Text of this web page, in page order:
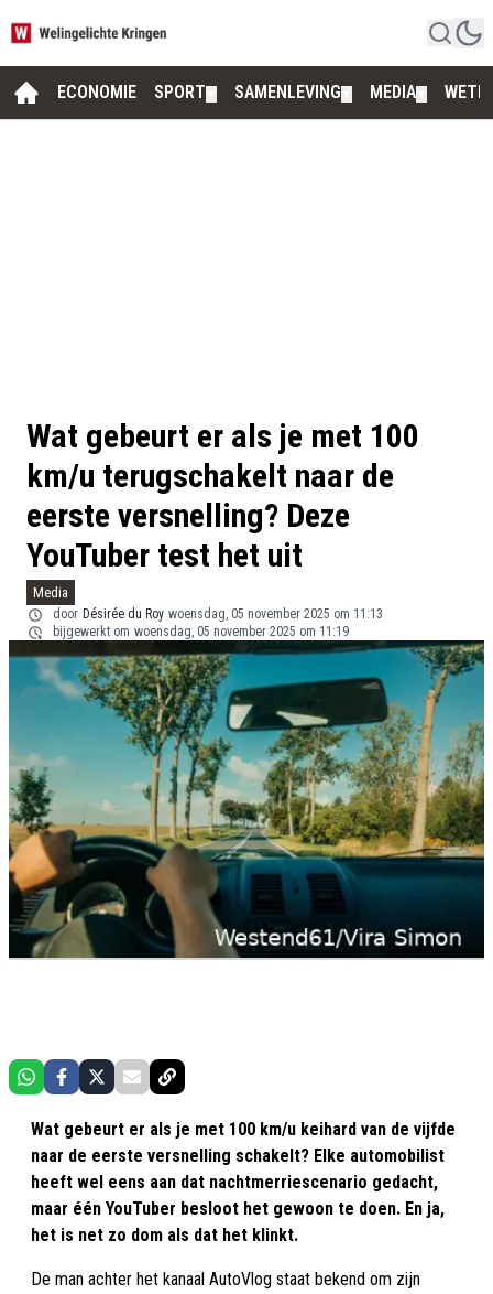
ECONOMIE SPORT SAMENLEVING MEDIA
Wat gebeurt er als je met 100
km/u terugschakelt naar de
eerste versnelling? Deze
YouTuber test het uit
Media
door Désirée du Roy woensdag, 05 november 2025 om 11:13
bijgewerkt om woensdag, 05 november 2025 om 11:19
Wat gebeurt er als je met 100 km/u keihard van de vijfde
naar de eerste versnelling schakelt? Elke automobilist
heeft wel eens aan dat nachtmerriescenario gedacht,
maar één YouTuber besloot het gewoon te doen. En ja,
het is net zo dom als dat het klinkt.
De man achter het kanaal AutoVlog staat bekend om zijn